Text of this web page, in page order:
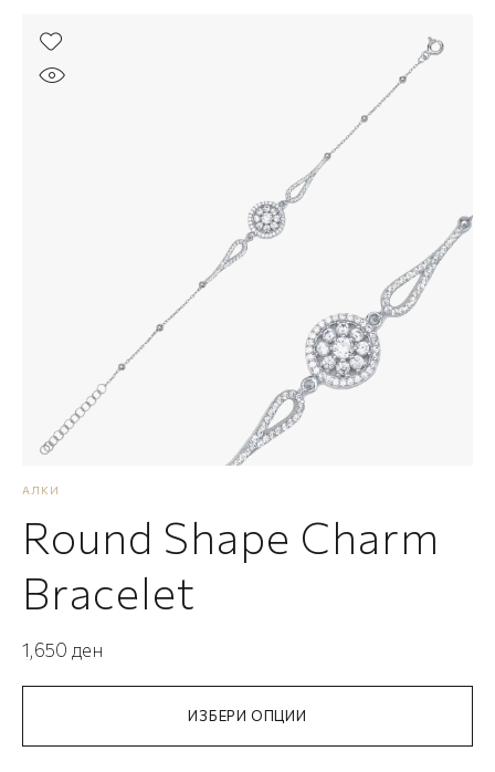
ИЗБЕРИ ОПЦИИ
АЛКИ
Round Shape Charm
Bracelet
1,650 ден